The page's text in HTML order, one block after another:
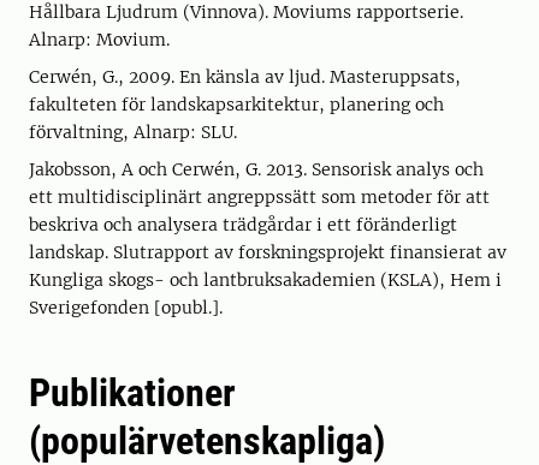
Hållbara Ljudrum (Vinnova). Moviums rapportserie.
Alnarp: Movium.
Cerwén, G., 2009. En känsla av ljud. Masteruppsats,
fakulteten för landskapsarkitektur, planering och
förvaltning, Alnarp: SLU.
Jakobsson, A och Cerwén, G. 2013. Sensorisk analys och
ett multidisciplinärt angreppssätt som metoder för att
beskriva och analysera trädgårdar i ett föränderligt
landskap. Slutrapport av forskningsprojekt finansierat av
Kungliga skogs- och lantbruksakademien (KSLA), Hem i
Sverigefonden [opubl.].
Publikationer
(populärvetenskapliga)